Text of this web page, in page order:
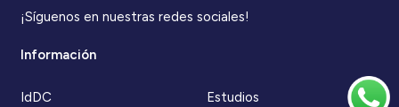
¡Síguenos en nuestras redes sociales!
Información
IdDC Estudios